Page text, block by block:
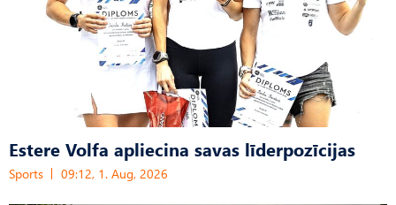
Estere Volfa apliecina savas līderpozīcijas
Sports 09:12, 1. Aug, 2026